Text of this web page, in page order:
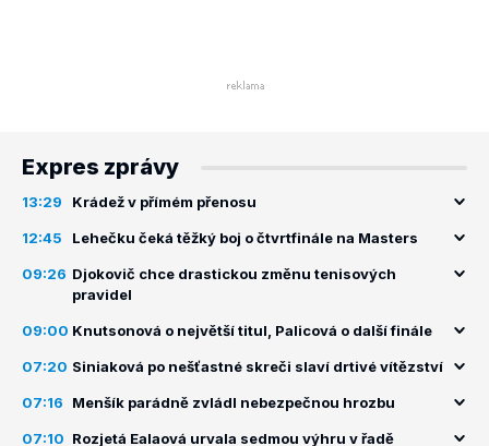
Expres zprávy
13:29 Krádež v přímém přenosu
12:45 Lehečku čeká těžký boj o čtvrtfinále na Masters
09:26 Djokovič chce drastickou změnu tenisových
pravidel
09:00 Knutsonová o největší titul, Palicová o další finále
07:20 Siniaková po nešťastné skreči slaví drtivé vítězství
07:16 Menšík parádně zvládl nebezpečnou hrozbu
07:10 Rozjetá Ealaová urvala sedmou výhru v řadě